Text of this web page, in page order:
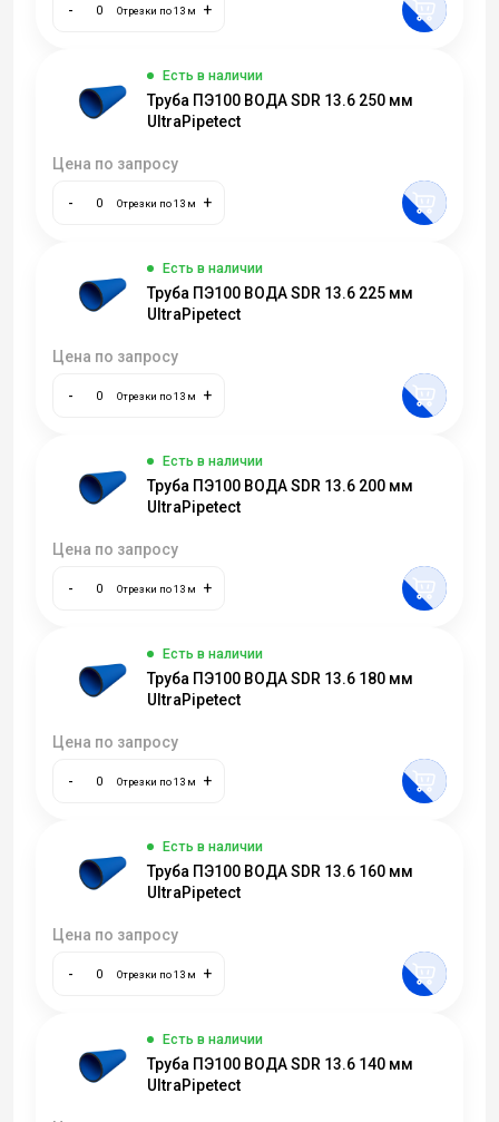
- Отрезки по 13 м +
Есть в наличии
Труба ПЭ100 ВОДА SDR 13.6 250 мм
UltraPipetect
Цена по запросу
- Отрезки по 13 м +
Есть в наличии
Труба ПЭ100 ВОДА SDR 13.6 225 мм
UltraPipetect
Цена по запросу
- Отрезки по 13 м +
Есть в наличии
Труба ПЭ100 ВОДА SDR 13.6 200 мм
UltraPipetect
Цена по запросу
- Отрезки по 13 м +
Есть в наличии
Труба ПЭ100 ВОДА SDR 13.6 180 мм
UltraPipetect
Цена по запросу
- Отрезки по 13 м +
Есть в наличии
Труба ПЭ100 ВОДА SDR 13.6 160 мм
UltraPipetect
Цена по запросу
- Отрезки по 13 м +
Есть в наличии
Труба ПЭ100 ВОДА SDR 13.6 140 мм
UltraPipetect